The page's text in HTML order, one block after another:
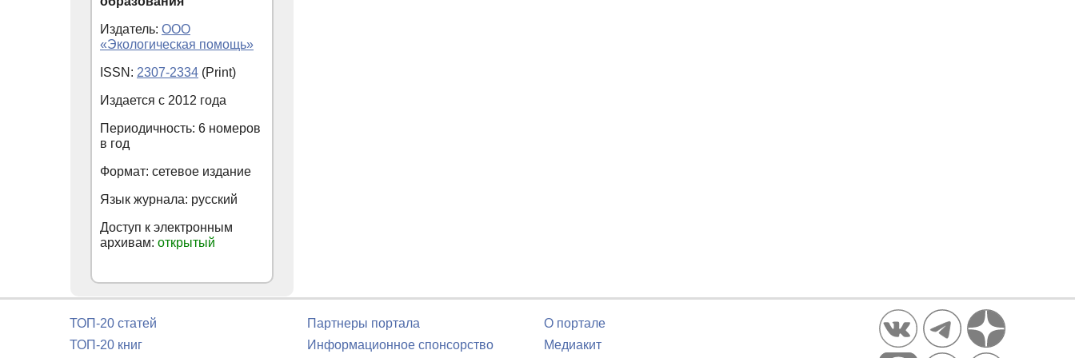
Издатель: ООО
«Экологическая помощь»
ISSN: 2307-2334 (Print)
Издается с 2012 года
Периодичность: 6 номеров
в год
Формат: сетевое издание
Язык журнала: русский
Доступ к электронным
архивам: открытый
ТОП-20 статей
ТОП-20 книг
Партнеры портала
Информационное спонсорство
О портале
Медиакит